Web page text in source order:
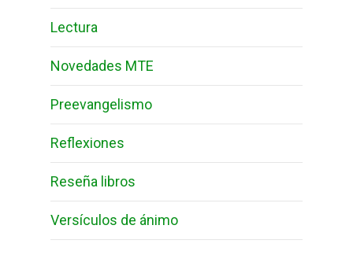
Lectura
Novedades MTE
Preevangelismo
Reflexiones
Reseña libros
Versículos de ánimo